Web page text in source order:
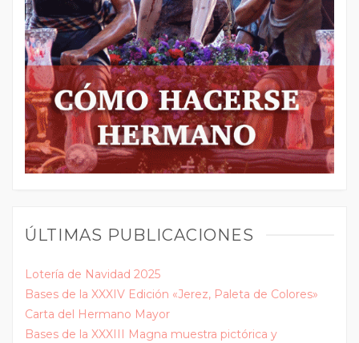
ÚLTIMAS PUBLICACIONES
Lotería de Navidad 2025
Bases de la XXXIV Edición «Jerez, Paleta de Colores»
Carta del Hermano Mayor
Bases de la XXXIII Magna muestra pictórica y